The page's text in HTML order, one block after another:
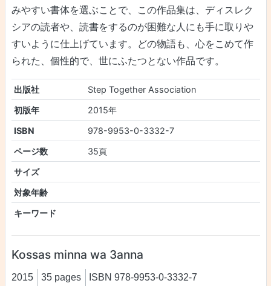
みやすい書体を選ぶことで、この作品集は、ディスレク
シアの読者や、読書をするのが困難な人にも手に取りや
すいように仕上げています。どの物語も、心をこめて作
られた、個性的で、世にふたつとない作品です。
出版社
Step Together Association
初版年
2015年
ISBN
978-9953-0-3332-7
ページ数
35頁
サイズ
対象年齢
キーワード
Kossas minna wa 3anna
2015 35 pages ISBN 978-9953-0-3332-7